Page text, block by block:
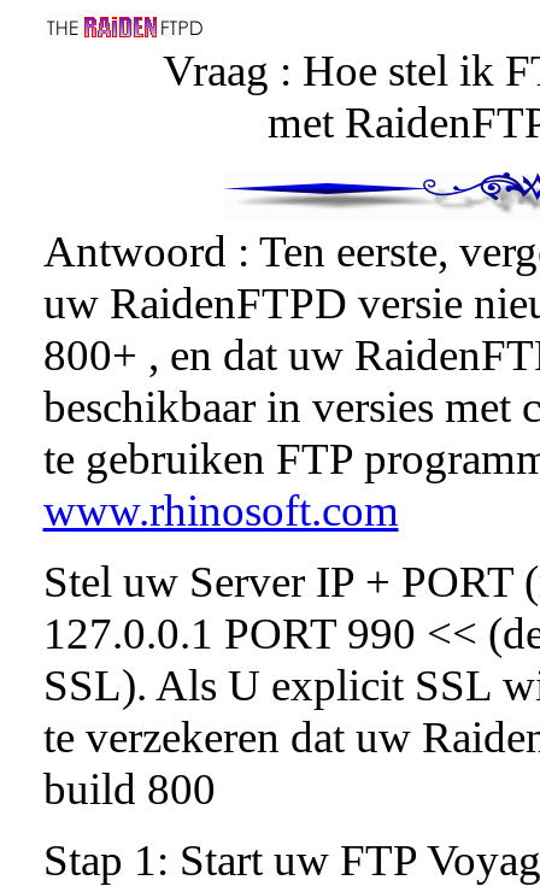
Vraag : Hoe stel ik
met
Antwoord : Ten eerste,
uw RaidenFTPD versie
800+ , en dat uw
beschikbaar in versies met
te gebruiken FTP
www.rhinosoft.com
Stel uw Server IP + PORT
127.0.0.1 PORT 990 <<
SSL). Als U explicit SSL
te verzekeren dat uw
build 800
Stap 1: Start uw FTP